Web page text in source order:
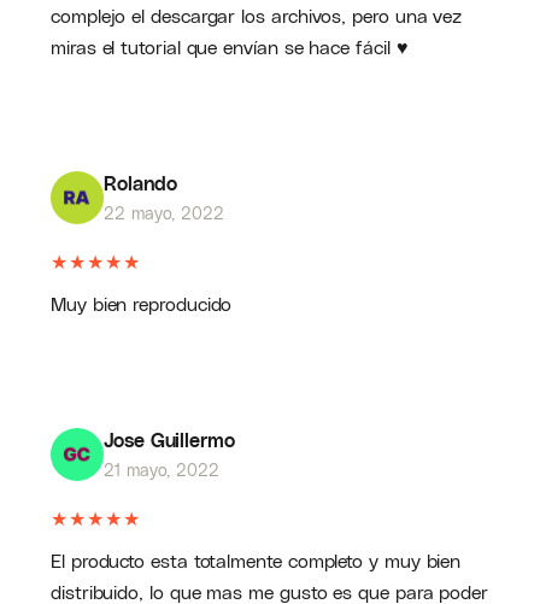
complejo el descargar los archivos, pero una vez
miras el tutorial que envían se hace fácil ♥️
Rolando
22 mayo, 2022
★★★★★
Muy bien reproducido
Jose Guillermo
21 mayo, 2022
★★★★★
El producto esta totalmente completo y muy bien
distribuido, lo que mas me gusto es que para poder